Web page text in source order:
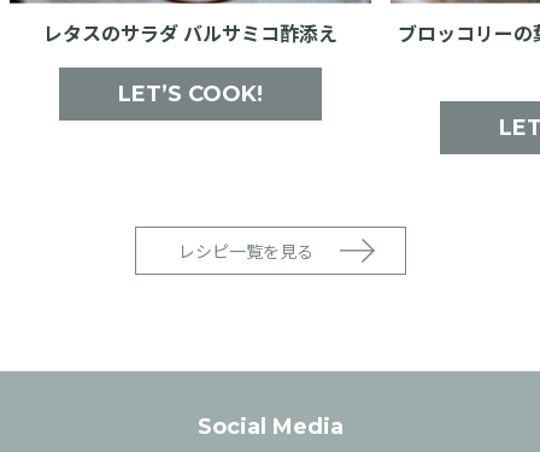
スのサラダ バルサミコ酢添え
LET’S COOK!
ブロッコリーの葉のチ
LET’S
レシピ一覧を見る
Social Media